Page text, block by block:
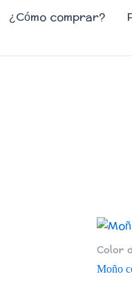
¿Cómo comprar?
Color
Moño